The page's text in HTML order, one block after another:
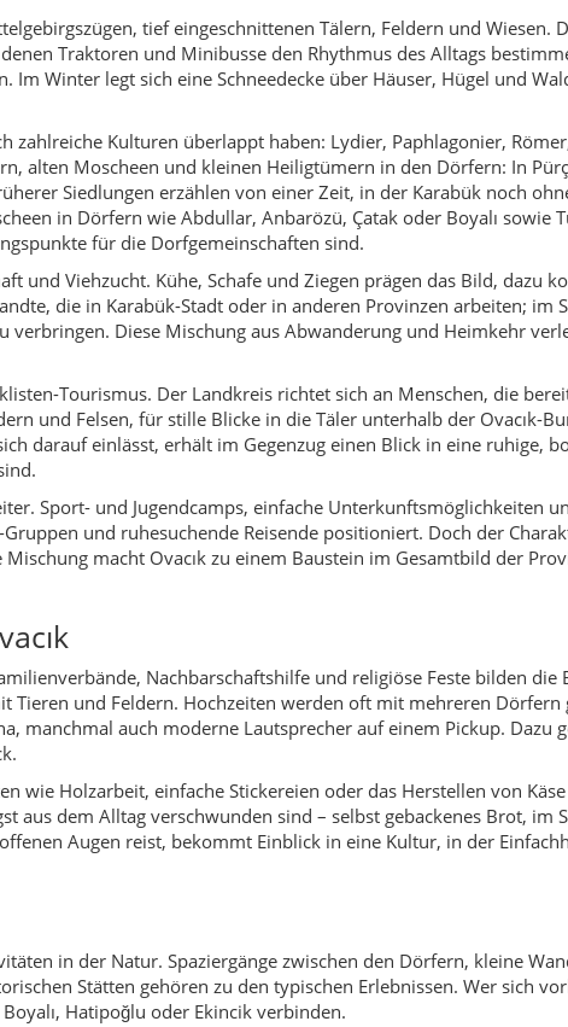
Tourismus. Der Landkreis richtet sich an Menschen, die
und Felsen, für stille Blicke in die Täler unterhalb der Ovacık-
darauf einlässt, erhält im Gegenzug einen Blick in eine ruhige,
Sport- und Jugendcamps, einfache Unterkunftsmöglichkeiten
und ruhesuchende Reisende positioniert. Doch der
macht Ovacık zu einem Baustein im Gesamtbild der
Nachbarschaftshilfe und religiöse Feste bilden die
Tieren und Feldern. Hochzeiten werden oft mit mehreren Dörfern
manchmal auch moderne Lautsprecher auf einem Pickup. Dazu
wie Holzarbeit, einfache Stickereien oder das Herstellen von
aus dem Alltag verschwunden sind – selbst gebackenes Brot, im
Augen reist, bekommt Einblick in eine Kultur, in der
in der Natur. Spaziergänge zwischen den Dörfern, kleine
Stätten gehören zu den typischen Erlebnissen. Wer sich
Hatipoğlu oder Ekincik verbinden.
– etwa Can Baba, Yerli Baba oder die Türben in Pürçükören
Mahallesi)– ein Blick in die antike Vergangenheit.
Felsrücken
mit Muhtar oder Dorfbewohnern plaudern, lokale Produkte
entweder mit dem eigenen Auto oder mit Minibussen
– insbesondere bei Regen oder Schnee ist vorsichtiges
Läden gibt.
oder gegebenenfalls Übernachtungsmöglichkeiten
als Tagesausflug von Karabük oder Safranbolu aus planen. Eine
sein kann.